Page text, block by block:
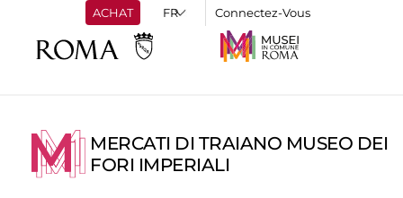
ACHAT Connectez-Vous
MERCATI DI TRAIANO MUSEO DEI
FORI IMPERIALI